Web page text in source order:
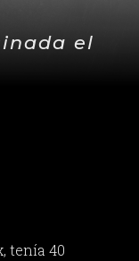
el
tenía 40